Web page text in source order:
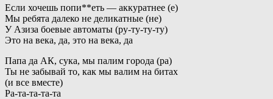
Если хочешь попи**еть — аккуратнее (е)
Мы ребята далеко не деликатные (не)
У Азиза боевые автоматы (ру-ту-ту-ту)
Это на века, да, это на века, да
Папа да АК, сука, мы палим города (ра)
Ты не забывай то, как мы валим на битах
(и все вместе)
Ра-та-та-та-та